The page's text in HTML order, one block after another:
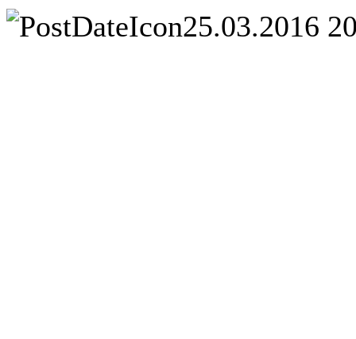
25.03.2016